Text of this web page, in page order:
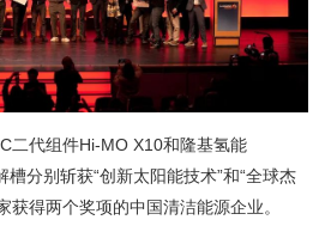
代组件Hi-MO X10和隆基氢能
分别斩获“创新太阳能技术”和“全球杰
获得两个奖项的中国清洁能源企业。